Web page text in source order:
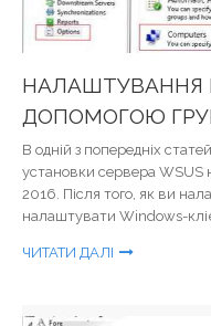
НАЛАШТУВАННЯ
ДОПОМОГОЮ
В одній з попередніх
установки сервера WSUS
2016. Після того, як ви
налаштувати Windows-
ЧИТАТИ ДАЛІ